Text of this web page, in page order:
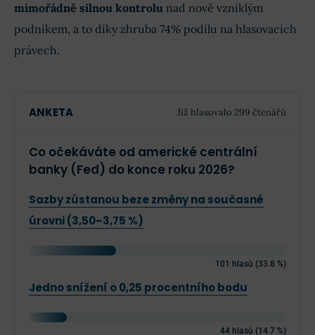
mimořádně silnou kontrolu nad nově vzniklým
podnikem, a to díky zhruba 74% podílu na hlasovacích
právech.
ANKETA Již hlasovalo 299 čtenářů
Co očekáváte od americké centrální
banky (Fed) do konce roku 2026?
Sazby zůstanou beze změny na současné
úrovni (3,50–3,75 %)
101 hlasů (33.8 %)
Jedno snížení o 0,25 procentního bodu
44 hlasů (14.7 %)